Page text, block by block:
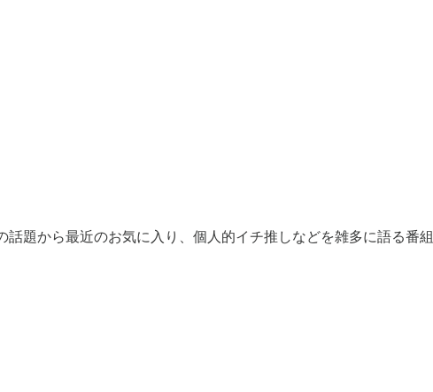
題から最近のお気に入り、個人的イチ推しなどを雑多に語る番組